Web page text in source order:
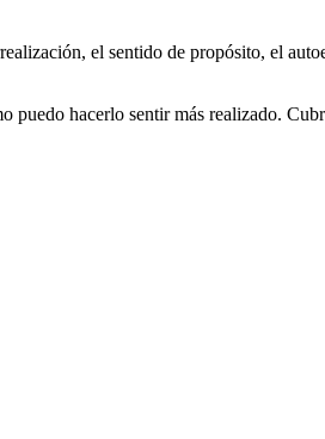
el sentido de propósito, el
hacerlo sentir más realizado.